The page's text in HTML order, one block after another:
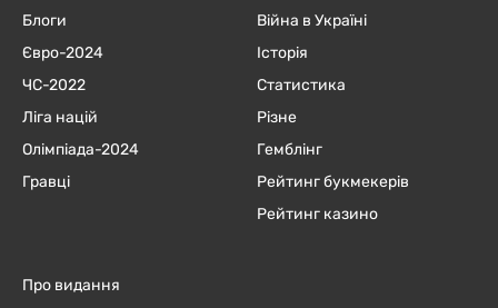
Блоги
Євро-2024
ЧC-2022
Ліга націй
Олімпіада-2024
Гравці
Війна в Україні
Історія
Статистика
Різне
Гемблінг
Рейтинг букмекерів
Рейтинг казино
Про видання